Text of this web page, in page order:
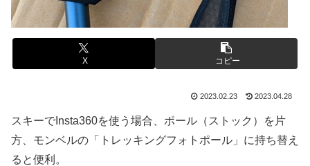
X コピー
2023.02.23 2023.04.28
スキーでInsta360を使う場合、ポール（ストック）を片
方、モンベルの「トレッキングフォトポール」に持ち替え
ると便利。